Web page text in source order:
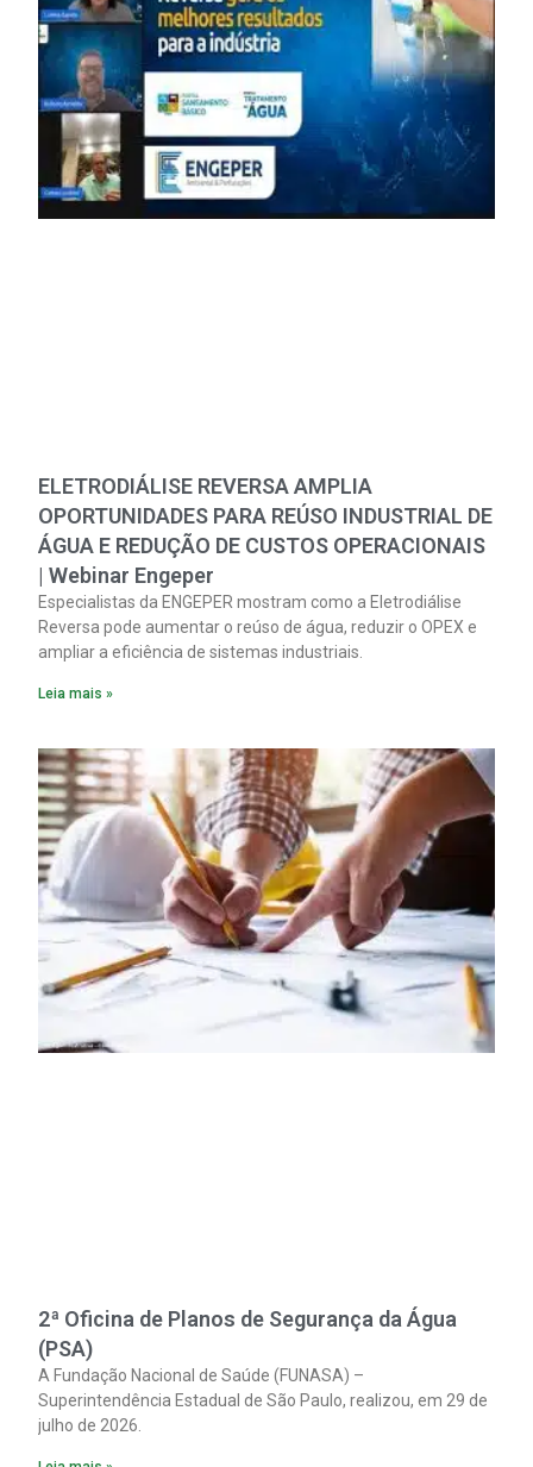
ELETRODIÁLISE REVERSA AMPLIA
OPORTUNIDADES PARA REÚSO INDUSTRIAL DE
ÁGUA E REDUÇÃO DE CUSTOS OPERACIONAIS
| Webinar Engeper
Especialistas da ENGEPER mostram como a Eletrodiálise
Reversa pode aumentar o reúso de água, reduzir o OPEX e
ampliar a eficiência de sistemas industriais.
Leia mais »
2ª Oficina de Planos de Segurança da Água
(PSA)
A Fundação Nacional de Saúde (FUNASA) –
Superintendência Estadual de São Paulo, realizou, em 29 de
julho de 2026.